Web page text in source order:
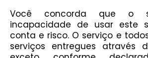
Você concorda que o
incapacidade de usar este
conta e risco. O serviço e
serviços entregues através